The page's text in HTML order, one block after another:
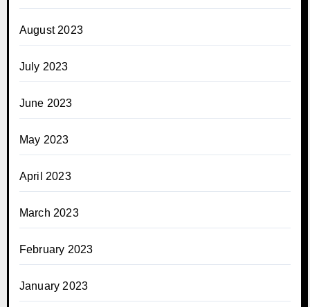
August 2023
July 2023
June 2023
May 2023
April 2023
March 2023
February 2023
January 2023